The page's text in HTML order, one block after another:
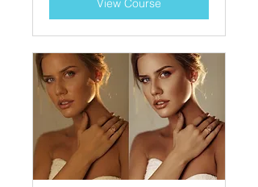
View Course